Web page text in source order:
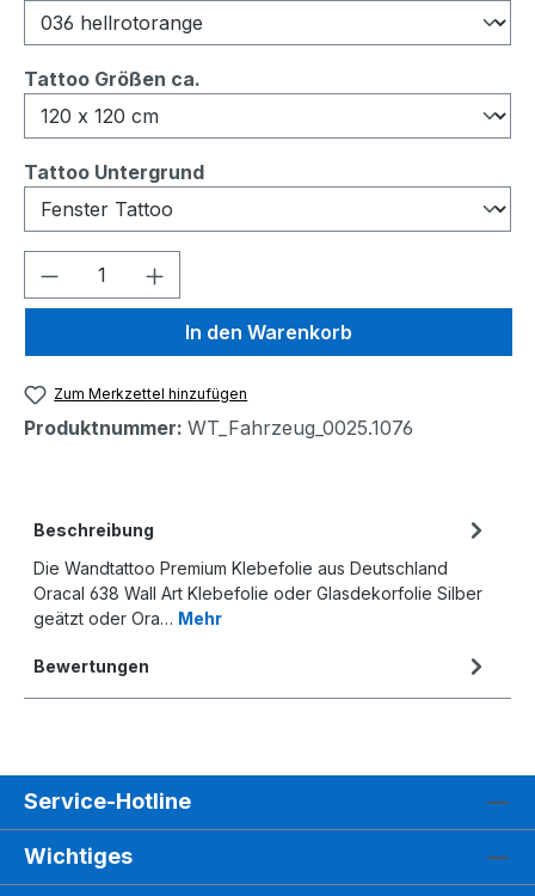
Tattoo Größen ca.
Tattoo Untergrundauswählen
Produkt Anzahl: Gib den
In den Warenkorb
Zum Merkzettel hinzufügen
Produktnummer: WT_Fahrzeug_0025.1076
Beschreibung
Die Wandtattoo Premium Klebefolie aus Deutschland
Oracal 638 Wall Art Klebefolie oder Glasdekorfolie Silber
geätzt oder Ora… Mehr
Bewertungen
Service-Hotline
Wichtiges